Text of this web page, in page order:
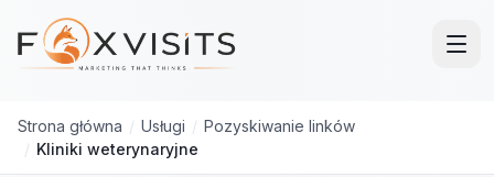
Przejdź do treści głównej
Strona główna / Usługi / Pozyskiwanie linków
/ Kliniki weterynaryjne